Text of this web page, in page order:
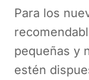
Para los
pequeñas y
estén